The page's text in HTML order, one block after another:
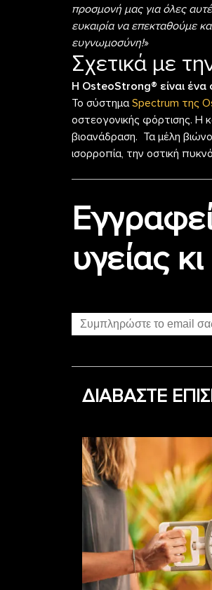
προσμονή μας για όλες
ευκαιρία να επεκταθούμε
ευγνωμοσύνη!»
Σχετικά με
Η OsteoStrong® είναι
Το σύστημαSpectrum της
οστεογονικής φόρτισης. Η
βιοανάδραση. Τα μέλη
ισορροπία, την οστική
υγείας
ΔΙΑΒΑΣΤΕ